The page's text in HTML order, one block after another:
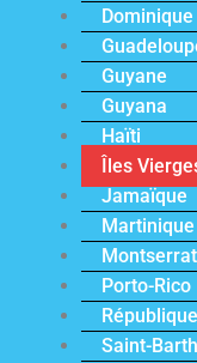
Dominique
Guyane
Guyana
Haïti
Îles
Jamaïque
Martinique
Montserrat
Porto-Rico
Saint-